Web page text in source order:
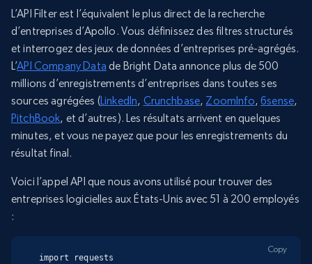
L’API Filter est l’équivalent le plus direct de la recherche
d’entreprises d’Apollo. Vous définissez des filtres structurés
et interrogez des jeux de données d’entreprises pré-agrégés.
L’API Company Data de Bright Data annonce plus de 500
millions d’enregistrements d’entreprises dans toutes ses
sources agrégées (LinkedIn, Crunchbase, ZoomInfo,6sense,
PitchBook, et d’autres). Les résultats arrivent en quelques
minutes, et vous ne payez que pour les enregistrements du
résultat final.
Voici l’appel API que nous avons utilisé pour trouver des
entreprises logicielles aux États-Unis avec 51 à 200 employés
:
import requests
Copy